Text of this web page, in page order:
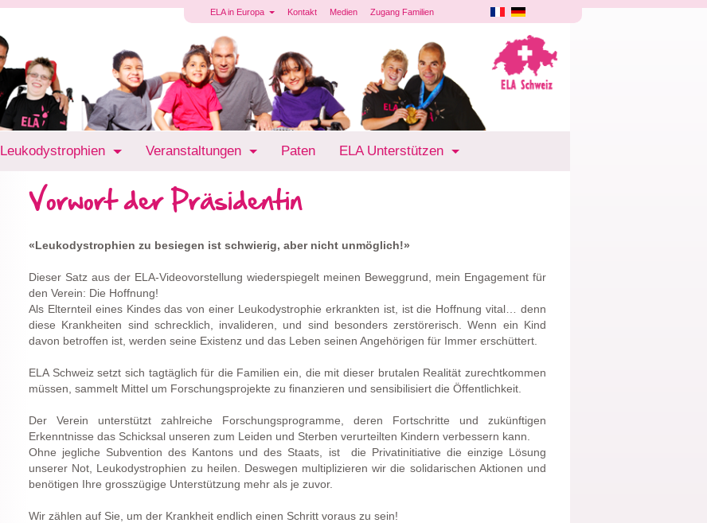
ELA in Europa Kontakt Medien Zugang Familien
Leukodystrophien Veranstaltungen Paten ELA Unterstützen
Vorwort der Präsidentin
«Leukodystrophien zu besiegen ist schwierig, aber nicht unmöglich!»
Dieser Satz aus der ELA-Videovorstellung wiederspiegelt meinen Beweggrund, mein Engagement für
den Verein: Die Hoffnung!
Als Elternteil eines Kindes das von einer Leukodystrophie erkrankten ist, ist die Hoffnung vital… denn
diese Krankheiten sind schrecklich, invalideren, und sind besonders zerstörerisch. Wenn ein Kind
davon betroffen ist, werden seine Existenz und das Leben seinen Angehörigen für Immer erschüttert.
ELA Schweiz setzt sich tagtäglich für die Familien ein, die mit dieser brutalen Realität zurechtkommen
müssen, sammelt Mittel um Forschungsprojekte zu finanzieren und sensibilisiert die Öffentlichkeit.
Der Verein unterstützt zahlreiche Forschungsprogramme, deren Fortschritte und zukünftigen
Erkenntnisse das Schicksal unseren zum Leiden und Sterben verurteilten Kindern verbessern kann.
Ohne jegliche Subvention des Kantons und des Staats, ist die Privatinitiative die einzige Lösung
unserer Not, Leukodystrophien zu heilen. Deswegen multiplizieren wir die solidarischen Aktionen und
benötigen Ihre grosszügige Unterstützung mehr als je zuvor.
Wir zählen auf Sie, um der Krankheit endlich einen Schritt voraus zu sein!